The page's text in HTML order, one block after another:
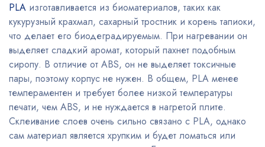
PLA изготавливается из биоматериалов, таких как
кукурузный крахмал, сахарный тростник и корень тапиоки,
что делает его биодеградируемым. При нагревании он
выделяет сладкий аромат, который пахнет подобным
сиропу. В отличие от ABS, он не выделяет токсичные
пары, поэтому корпус не нужен. В общем, PLA менее
темпераментен и требует более низкой температуры
печати, чем ABS, и не нуждается в нагретой плите.
Склеивание слоев очень сильно связано с PLA, однако
сам материал является хрупким и будет ломаться или